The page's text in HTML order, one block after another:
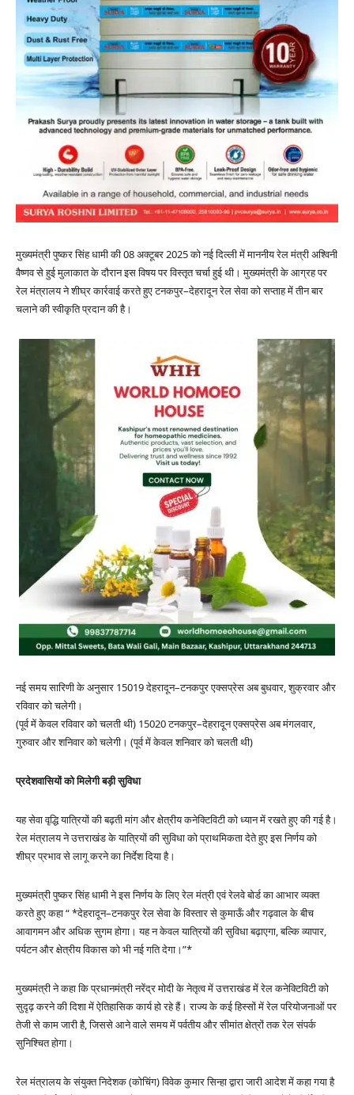
मुख्यमंत्री पुष्कर सिंह धामी की 08 अक्टूबर 2025 को नई दिल्ली में माननीय रेल मंत्री अश्विनी
वैष्णव से हुई मुलाकात के दौरान इस विषय पर विस्तृत चर्चा हुई थी। मुख्यमंत्री के आग्रह पर
रेल मंत्रालय ने शीघ्र कार्रवाई करते हुए टनकपुर–देहरादून रेल सेवा को सप्ताह में तीन बार
चलाने की स्वीकृति प्रदान की है।
नई समय सारिणी के अनुसार 15019 देहरादून–टनकपुर एक्सप्रेस अब बुधवार, शुक्रवार और
रविवार को चलेगी।
(पूर्व में केवल रविवार को चलती थी) 15020 टनकपुर–देहरादून एक्सप्रेस अब मंगलवार,
गुरुवार और शनिवार को चलेगी। (पूर्व में केवल शनिवार को चलती थी)
प्रदेशवासियों को मिलेगी बड़ी सुविधा
यह सेवा वृद्धि यात्रियों की बढ़ती मांग और क्षेत्रीय कनेक्टिविटी को ध्यान में रखते हुए की गई है।
रेल मंत्रालय ने उत्तराखंड के यात्रियों की सुविधा को प्राथमिकता देते हुए इस निर्णय को
शीघ्र प्रभाव से लागू करने का निर्देश दिया है।
मुख्यमंत्री पुष्कर सिंह धामी ने इस निर्णय के लिए रेल मंत्री एवं रेलवे बोर्ड का आभार व्यक्त
करते हुए कहा “ *देहरादून–टनकपुर रेल सेवा के विस्तार से कुमाऊँ और गढ़वाल के बीच
आवागमन और अधिक सुगम होगा। यह न केवल यात्रियों की सुविधा बढ़ाएगा, बल्कि व्यापार,
पर्यटन और क्षेत्रीय विकास को भी नई गति देगा।”*
मुख्यमंत्री ने कहा कि प्रधानमंत्री नरेंद्र मोदी के नेतृत्व में उत्तराखंड में रेल कनेक्टिविटी को
सुदृढ़ करने की दिशा में ऐतिहासिक कार्य हो रहे हैं। राज्य के कई हिस्सों में रेल परियोजनाओं पर
तेजी से काम जारी है, जिससे आने वाले समय में पर्वतीय और सीमांत क्षेत्रों तक रेल संपर्क
सुनिश्चित होगा।
रेल मंत्रालय के संयुक्त निदेशक (कोचिंग) विवेक कुमार सिन्हा द्वारा जारी आदेश में कहा गया है